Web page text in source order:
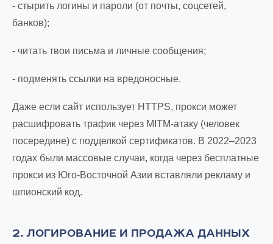
- стырить логины и пароли (от почты, соцсетей,
банков);
- читать твои письма и личные сообщения;
- подменять ссылки на вредоносные.
Даже если сайт использует HTTPS, прокси может
расшифровать трафик через MITM-атаку (человек
посередине) с подделкой сертификатов. В 2022–2023
годах были массовые случаи, когда через бесплатные
прокси из Юго-Восточной Азии вставляли рекламу и
шпионский код.
2. ЛОГИРОВАНИЕ И ПРОДАЖА ДАННЫХ